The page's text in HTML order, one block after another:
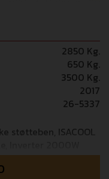
2850 Kg.
650 Kg.
3500 Kg.
2017
26-5337
støtteben, ISACOOL